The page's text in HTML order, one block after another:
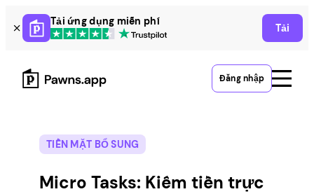
Skip
to
content
Tải ứng dụng miễn phí
Tải
Đăng nhập
TIỀN MẶT BỔ SUNG
Micro Tasks: Kiếm tiền trực